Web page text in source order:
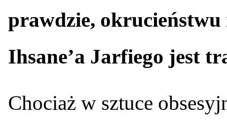
prawdzie,
Ihsane’a Jarfiego jest
Chociaż w sztuce